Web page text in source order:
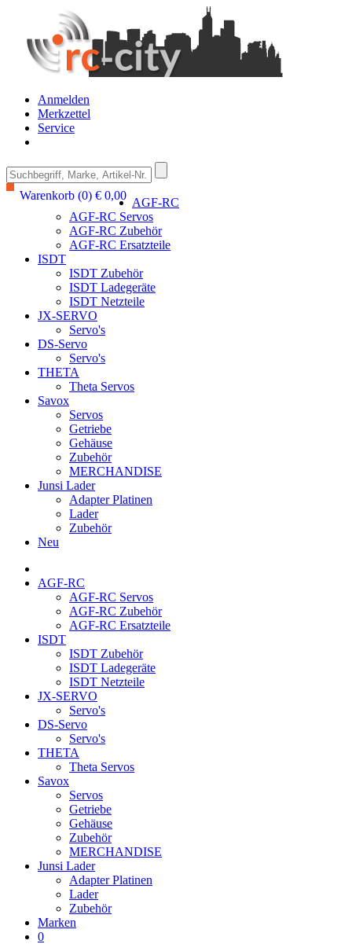
Anmelden
Merkzettel
Service
Warenkorb (0) € 0,00
AGF-RC
AGF-RC Servos
AGF-RC Zubehör
AGF-RC Ersatzteile
ISDT
ISDT Zubehör
ISDT Ladegeräte
ISDT Netzteile
JX-SERVO
Servo's
DS-Servo
Servo's
THETA
Theta Servos
Savox
Servos
Getriebe
Gehäuse
Zubehör
MERCHANDISE
Junsi Lader
Adapter Platinen
Lader
Zubehör
Neu
AGF-RC
AGF-RC Servos
AGF-RC Zubehör
AGF-RC Ersatzteile
ISDT
ISDT Zubehör
ISDT Ladegeräte
ISDT Netzteile
JX-SERVO
Servo's
DS-Servo
Servo's
THETA
Theta Servos
Savox
Servos
Getriebe
Gehäuse
Zubehör
MERCHANDISE
Junsi Lader
Adapter Platinen
Lader
Zubehör
Marken
0